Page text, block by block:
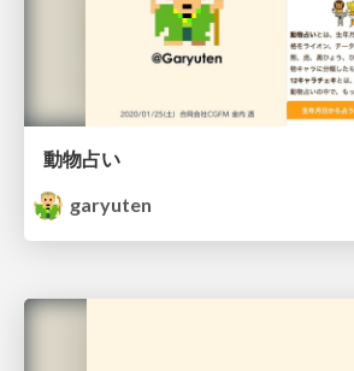
動物占い
garyuten